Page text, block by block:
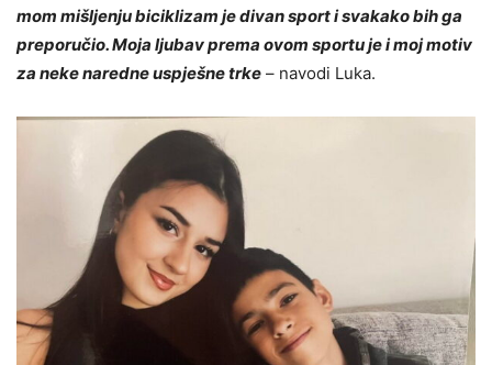
mom mišlјenju biciklizam je divan sport i svakako bih ga
preporučio. Moja lјubav prema ovom sportu je i moj motiv
za neke naredne uspješne trke – navodi Luka.